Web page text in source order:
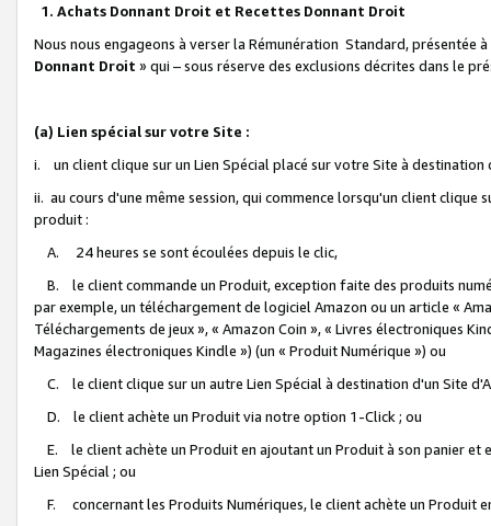
1. Achats Donnant Droit et Recettes Donnant Droit
Nous nous engageons à verser la Rémunération Standard, présentée
Donnant Droit » qui – sous réserve des exclusions décrites dans le
(a) Lien spécial sur votre Site :
i. un client clique sur un Lien Spécial placé sur votre Site à destination
ii. au cours d'une même session, qui commence lorsqu'un client
produit :
A. 24 heures se sont écoulées depuis le clic,
B. le client commande un Produit, exception faite des produits
par exemple, un téléchargement de logiciel Amazon ou un article «
Téléchargements de jeux », « Amazon Coin », « Livres électroniques
Magazines électroniques Kindle ») (un « Produit Numérique ») ou
C. le client clique sur un autre Lien Spécial à destination d'un Site
D. le client achète un Produit via notre option 1-Click ; ou
E. le client achète un Produit en ajoutant un Produit à son panier et
Lien Spécial ; ou
F. concernant les Produits Numériques, le client achète un Produit